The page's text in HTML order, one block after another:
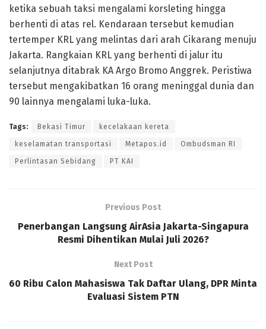
ketika sebuah taksi mengalami korsleting hingga
berhenti di atas rel. Kendaraan tersebut kemudian
tertemper KRL yang melintas dari arah Cikarang menuju
Jakarta. Rangkaian KRL yang berhenti di jalur itu
selanjutnya ditabrak KA Argo Bromo Anggrek. Peristiwa
tersebut mengakibatkan 16 orang meninggal dunia dan
90 lainnya mengalami luka-luka.
Tags: Bekasi Timur kecelakaan kereta
keselamatan transportasi Metapos.id Ombudsman RI
Perlintasan Sebidang PT KAI
Previous Post
Penerbangan Langsung AirAsia Jakarta-Singapura
Resmi Dihentikan Mulai Juli 2026?
Next Post
60 Ribu Calon Mahasiswa Tak Daftar Ulang, DPR Minta
Evaluasi Sistem PTN